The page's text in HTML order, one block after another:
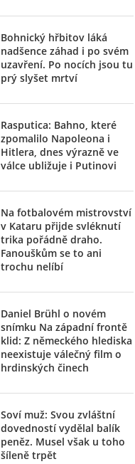
Bohnický hřbitov láká
nadšence záhad i po svém
uzavření. Po nocích jsou tu
prý slyšet mrtví
Rasputica: Bahno, které
zpomalilo Napoleona i
Hitlera, dnes výrazně ve
válce ubližuje i Putinovi
Na fotbalovém mistrovství
v Kataru přijde svléknutí
trika pořádně draho.
Fanouškům se to ani
trochu nelíbí
Daniel Brühl o novém
snímku Na západní frontě
klid: Z německého hlediska
neexistuje válečný film o
hrdinských činech
Soví muž: Svou zvláštní
dovedností vydělal balík
peněz. Musel však u toho
šíleně trpět